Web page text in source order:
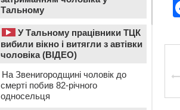
Тальному
У Тальному працівники ТЦК
вибили вікно і витягли з автівки
чоловіка (ВІДЕО)
На Звенигородщині чоловік до
смерті побив 82-річного
односельця